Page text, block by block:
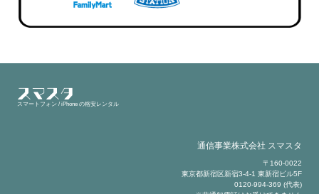
スマートフォン / iPhone の格安レンタル
通信事業株式会社 スマスタ
〒160-0022
東京都新宿区新宿3-4-1 東新宿ビル5F
0120-994-369 (代表)